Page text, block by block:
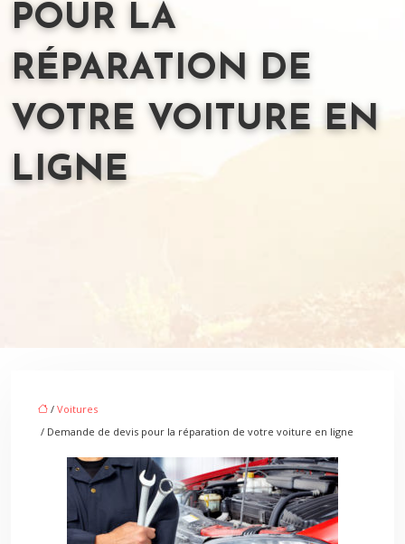
POUR LA
RÉPARATION DE
VOTRE VOITURE EN
LIGNE
/ Voitures
/ Demande de devis pour la réparation de votre voiture en ligne